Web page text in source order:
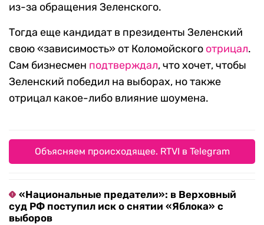
из-за обращения Зеленского.
Тогда еще кандидат в президенты Зеленский
свою «зависимость» от Коломойского отрицал.
Сам бизнесмен подтверждал, что хочет, чтобы
Зеленский победил на выборах, но также
отрицал какое-либо влияние шоумена.
Объясняем происходящее. RTVI в Telegram
«Национальные предатели»: в Верховный
суд РФ поступил иск о снятии «Яблока» с
выборов